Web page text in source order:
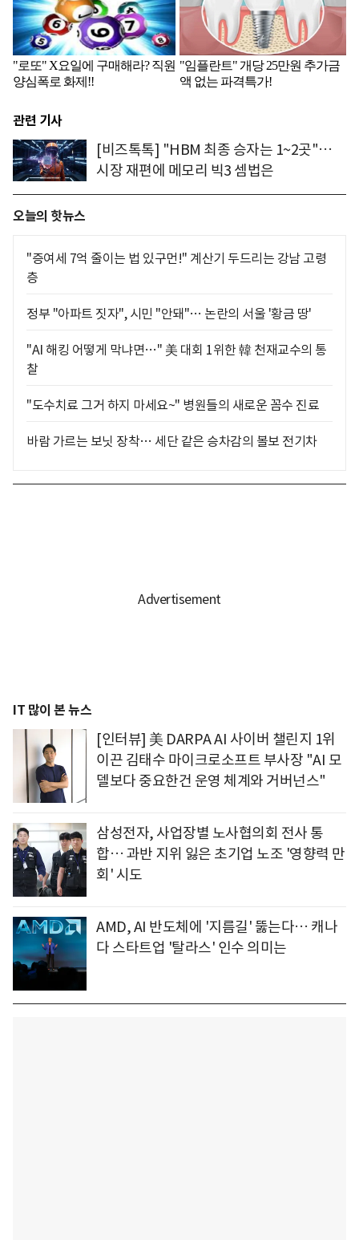
관련 기사
[비즈톡톡] "HBM 최종 승자는 1~2곳"…
시장 재편에 메모리 빅3 셈법은
오늘의 핫뉴스
"증여세 7억 줄이는 법 있구먼!" 계산기 두드리는 강남 고령
층
정부 "아파트 짓자", 시민 "안돼"… 논란의 서울 '황금 땅'
"AI 해킹 어떻게 막냐면…" 美 대회 1위한 韓 천재교수의 통
찰
"도수치료 그거 하지 마세요~" 병원들의 새로운 꼼수 진료
바람 가르는 보닛 장착… 세단 같은 승차감의 볼보 전기차
IT 많이 본 뉴스
[인터뷰] 美 DARPA AI 사이버 챌린지 1위
이끈 김태수 마이크로소프트 부사장 "AI 모
델보다 중요한건 운영 체계와 거버넌스"
삼성전자, 사업장별 노사협의회 전사 통
합… 과반 지위 잃은 초기업 노조 '영향력 만
회' 시도
AMD, AI 반도체에 '지름길' 뚫는다… 캐나
다 스타트업 '탈라스' 인수 의미는